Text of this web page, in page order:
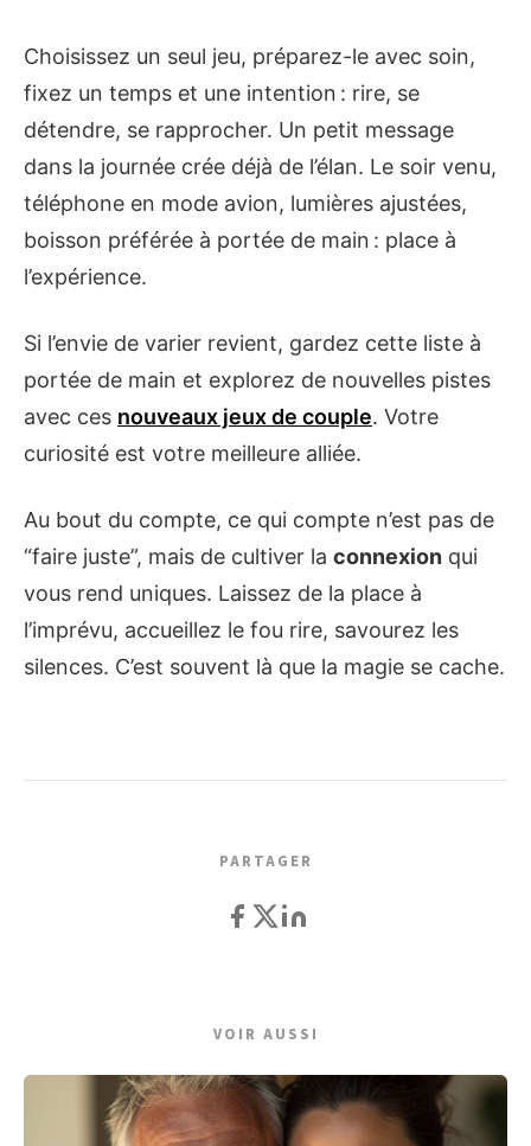
Choisissez un seul jeu, préparez-le avec soin,
fixez un temps et une intention : rire, se
détendre, se rapprocher. Un petit message
dans la journée crée déjà de l’élan. Le soir venu,
téléphone en mode avion, lumières ajustées,
boisson préférée à portée de main : place à
l’expérience.
Si l’envie de varier revient, gardez cette liste à
portée de main et explorez de nouvelles pistes
avec ces nouveaux jeux de couple. Votre
curiosité est votre meilleure alliée.
Au bout du compte, ce qui compte n’est pas de
“faire juste”, mais de cultiver la connexion qui
vous rend uniques. Laissez de la place à
l’imprévu, accueillez le fou rire, savourez les
silences. C’est souvent là que la magie se cache.
PARTAGER
VOIR AUSSI